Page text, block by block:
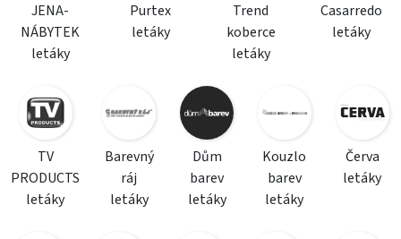
JENA-
NÁBYTEK
letáky
Purtex
letáky
Trend
koberce
letáky
Casarredo
letáky
TV
PRODUCTS
letáky
Barevný
ráj
letáky
Dům
barev
letáky
Kouzlo
barev
letáky
Červa
letáky